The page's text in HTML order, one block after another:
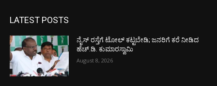
LATEST POSTS
ನೈಸ್ ರಸ್ತೆಗೆ ಟೋಲ್ ಕಟ್ಟಬೇಡಿ; ಜನರಿಗೆ ಕರೆ ನೀಡಿದ
ಹೆಚ್.ಡಿ. ಕುಮಾರಸ್ವಾಮಿ
August 8, 2026